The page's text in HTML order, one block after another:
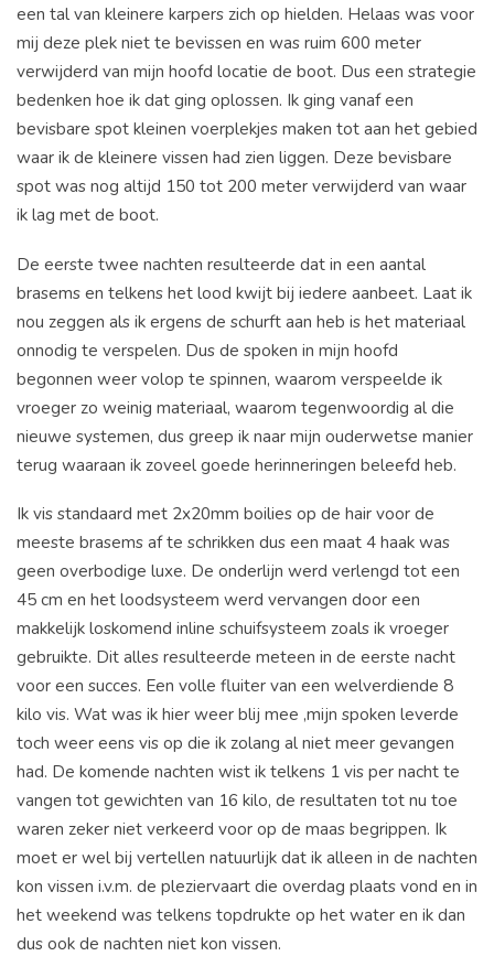
een tal van kleinere karpers zich op hielden. Helaas was voor
mij deze plek niet te bevissen en was ruim 600 meter
verwijderd van mijn hoofd locatie de boot. Dus een strategie
bedenken hoe ik dat ging oplossen. Ik ging vanaf een
bevisbare spot kleinen voerplekjes maken tot aan het gebied
waar ik de kleinere vissen had zien liggen. Deze bevisbare
spot was nog altijd 150 tot 200 meter verwijderd van waar
ik lag met de boot.
De eerste twee nachten resulteerde dat in een aantal
brasems en telkens het lood kwijt bij iedere aanbeet. Laat ik
nou zeggen als ik ergens de schurft aan heb is het materiaal
onnodig te verspelen. Dus de spoken in mijn hoofd
begonnen weer volop te spinnen, waarom verspeelde ik
vroeger zo weinig materiaal, waarom tegenwoordig al die
nieuwe systemen, dus greep ik naar mijn ouderwetse manier
terug waaraan ik zoveel goede herinneringen beleefd heb.
Ik vis standaard met 2x20mm boilies op de hair voor de
meeste brasems af te schrikken dus een maat 4 haak was
geen overbodige luxe. De onderlijn werd verlengd tot een
45 cm en het loodsysteem werd vervangen door een
makkelijk loskomend inline schuifsysteem zoals ik vroeger
gebruikte. Dit alles resulteerde meteen in de eerste nacht
voor een succes. Een volle fluiter van een welverdiende 8
kilo vis. Wat was ik hier weer blij mee ,mijn spoken leverde
toch weer eens vis op die ik zolang al niet meer gevangen
had. De komende nachten wist ik telkens 1 vis per nacht te
vangen tot gewichten van 16 kilo, de resultaten tot nu toe
waren zeker niet verkeerd voor op de maas begrippen. Ik
moet er wel bij vertellen natuurlijk dat ik alleen in de nachten
kon vissen i.v.m. de pleziervaart die overdag plaats vond en in
het weekend was telkens topdrukte op het water en ik dan
dus ook de nachten niet kon vissen.